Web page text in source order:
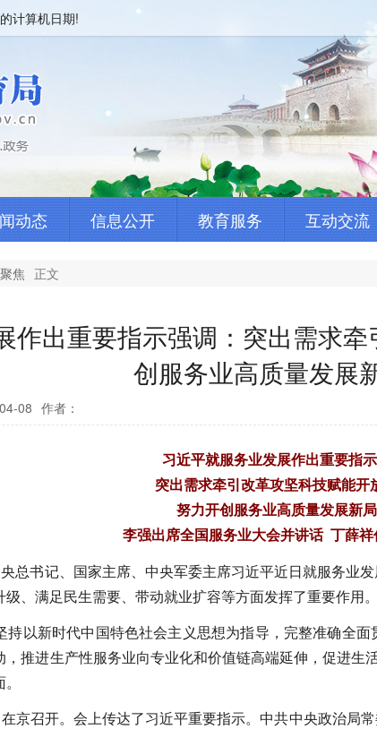
计算机日期!
动态 信息公开 教育服务 互动交流
焦 正文
作出重要指示强调：突出需求
创服务业高质量发展
08 作者：
习近平就服务业发展作出重要指
突出需求牵引改革攻坚科技赋能开
努力开创服务业高质量发展新
李强出席全国服务业大会并讲话 丁薛祥
总书记、国家主席、中央军委主席习近平近日就服务业
、满足民生需要、带动就业扩容等方面发挥了重要作用。
持以新时代中国特色社会主义思想为指导，完整准确全
推进生产性服务业向专业化和价值链高端延伸，促进生
京召开。会上传达了习近平重要指示。中共中央政治局